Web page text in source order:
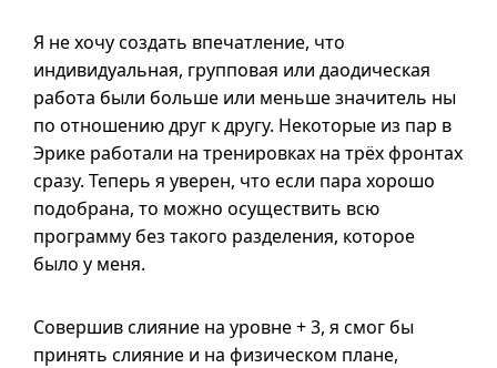
Я не хочу создать впечатление, что
индивидуальная, групповая или даодическая
работа были больше или меньше значитель ны
по отношению друг к другу. Некоторые из пар в
Эрике работали на тренировках на трёх фронтах
сразу. Теперь я уверен, что если пара хорошо
подобрана, то можно осуществить всю
программу без такого разделения, которое
было у меня.
Совершив слияние на уровне + 3, я смог бы
принять слияние и на физическом плане,